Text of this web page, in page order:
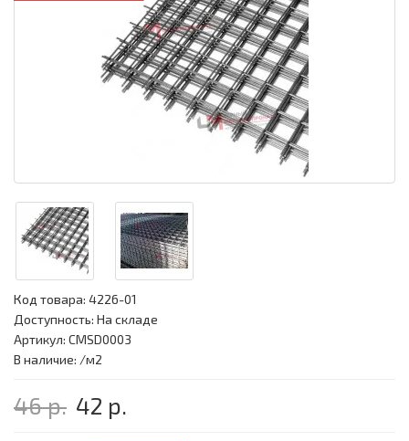
Код товара: 4226-01
Доступность: На складе
Артикул: CMSD0003
В наличие: /м2
46 р. 42 р.